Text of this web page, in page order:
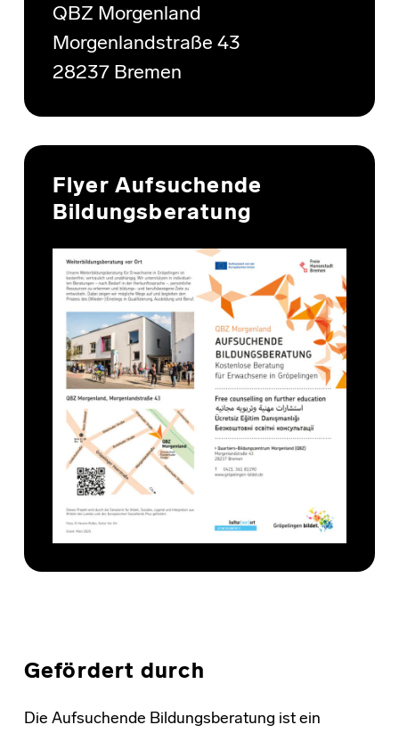
QBZ Morgenland
Morgenlandstraße 43
28237 Bremen
Flyer Aufsuchende
Bildungsberatung
Gefördert durch
Die Aufsuchende Bildungsberatung ist ein